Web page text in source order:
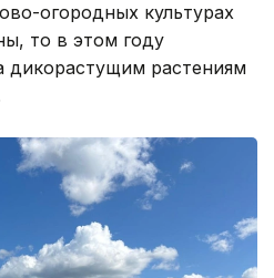
огородных культурах
то в этом году
дикорастущим растениям